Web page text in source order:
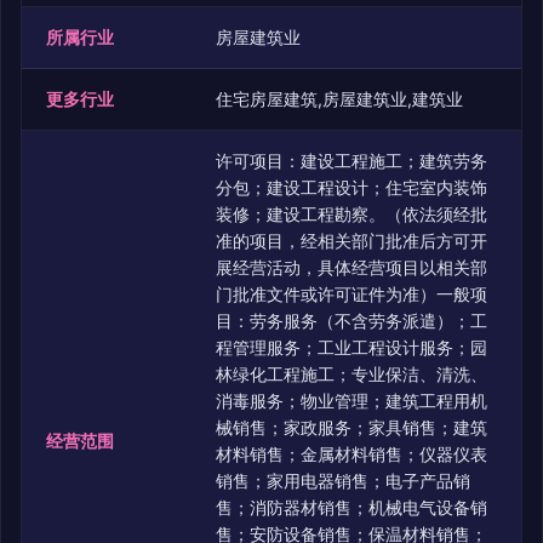
所属行业 房屋建筑业
更多行业 住宅房屋建筑,房屋建筑业,建筑业
经营范围
许可项目：建设工程施工；建筑劳务
分包；建设工程设计；住宅室内装饰
装修；建设工程勘察。（依法须经批
准的项目，经相关部门批准后方可开
展经营活动，具体经营项目以相关部
门批准文件或许可证件为准）一般项
目：劳务服务（不含劳务派遣）；工
程管理服务；工业工程设计服务；园
林绿化工程施工；专业保洁、清洗、
消毒服务；物业管理；建筑工程用机
械销售；家政服务；家具销售；建筑
材料销售；金属材料销售；仪器仪表
销售；家用电器销售；电子产品销
售；消防器材销售；机械电气设备销
售；安防设备销售；保温材料销售；